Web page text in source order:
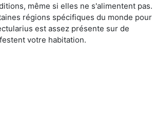
même si elles ne s'alimentent pas.
régions spécifiques du monde pour
est assez présente sur de
votre habitation.